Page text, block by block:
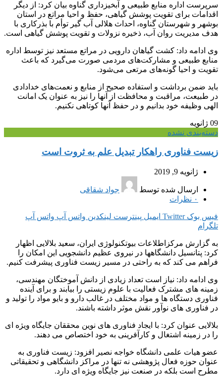
سرپرست اداره منابع طبیعی و آبخیزداری گناوه بیان کرد: از دیگر
اقدامات برای تقویت پوشش گیاهی، حفظ و احیا مراتع در استان
بوشهر و شهرستان گناوه، احداث هلالی آب گیر توأم با بذرکاری با
هدف مدیریت روان آب، ذخیره نزولات و تقویت پوشش گیاهی است.
وی ادامه داد: کشت گیاهان دارویی در مراتع مستعد نیز توسط اداره
منابع طبیعی و مشارکت‌های مردمی صورت می‌گیرد که باعث
تقویت و احیا گونه‌های مرتعی می‌شود.
باید ضمن برداشت و استفاده صحیح از منابع و نعمت‌های خدادادی
در طبیعت، مراقبت و محافظت از آنها را نیز به عنوان یک امانت
الهی وظیفه خود بدانیم و در حفظ آنها کوتاهی نکنیم.
09 ژانویه
دسته‌بندی نشده
زیست فناوری راهکار تبدیل علم به ثروت است
ژانویه 9, 2019
ارسال شده توسط
جواد شقاقی
۰ نظرات
فیس بوک Twitter ایمیل پینترست لینکدین واتس آپ واتس آپ
تلگرام
به گزارش مرکزاطلاعات بیوتکنولوژی ایران، سعید بلالایی اظهار
کرد: پتانسیل دانشگاه‎ها در نیروی عظیم دانشجویی این امکان را
فراهم می کند که به راحتی در مسیر زیست فناوری پیشرفت کنیم.
وی ادامه داد: نیاز است تعداد زیادی از دانش آموختگان مهندسی،
زمینه های مشترک فعالیت با علوم زیستی را بیابند و برای آینده
فناوری دستگاه ها و مواد مختلف در غالب دارو و بایو مواد را تولید و
در فناوری های نوآور نقش موثر داشته باشند.
بلالایی عنوان کرد: با ایجاد فناوری های نوین محققان جایگاه ویژه ای
را در زمینه اشتغال و کارآفرینی به خود اختصاص می دهند.
عضو هیات علمی دانشگاه خواجه نصیر افزود: زیست فناوری به
عنوان حوزه فعال پژوهشی نه تنها در مراکز دانشگاهی و تحقیقاتی
مطرح است بلکه در صنعت نیز جایگاه ویژه ای دارد.